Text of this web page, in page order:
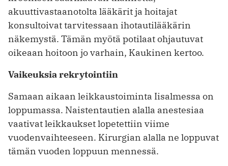
akuuttivastaanotolta lääkärit ja hoitajat
konsultoivat tarvitessaan ihotautilääkärin
näkemystä. Tämän myötä potilaat ohjautuvat
oikeaan hoitoon jo varhain, Kaukinen kertoo.
Vaikeuksia rekrytointiin
Samaan aikaan leikkaustoiminta Iisalmessa on
loppumassa. Naistentautien alalla anestesiaa
vaativat leikkaukset lopetettiin viime
vuodenvaihteeseen. Kirurgian alalla ne loppuvat
tämän vuoden loppuun mennessä.